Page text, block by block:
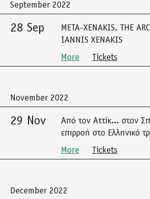
September 2022
28 Sep
META-XENAKIS. THE
IANNIS XENAKIS
More
Tickets
November 2022
29 Nov
Από τον Αττίκ... στον
επιρροή στο Ελληνικό
More
Tickets
December 2022